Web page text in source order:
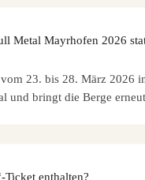
Metal Mayrhofen 2026
23. bis 28. März 2026
und bringt die Berge
Ticket enthalten?